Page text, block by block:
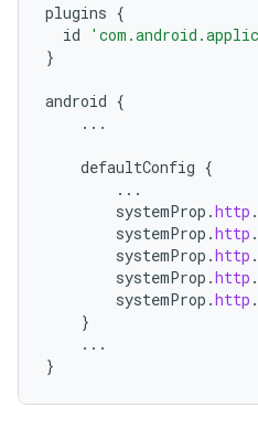
plugins {
id
}
android {
...
defaultConfig {
...
systemProp .http .
systemProp .http .
systemProp .http .
systemProp .http .
systemProp .http .
}
...
}